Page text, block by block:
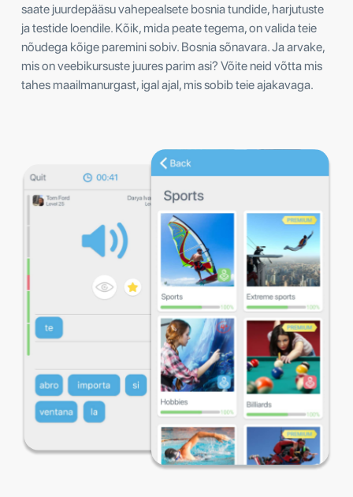
saate juurdepääsu vahepealsete bosnia tundide, harjutuste
ja testide loendile. Kõik, mida peate tegema, on valida teie
nõudega kõige paremini sobiv. Bosnia sõnavara. Ja arvake,
mis on veebikursuste juures parim asi? Võite neid võtta mis
tahes maailmanurgast, igal ajal, mis sobib teie ajakavaga.